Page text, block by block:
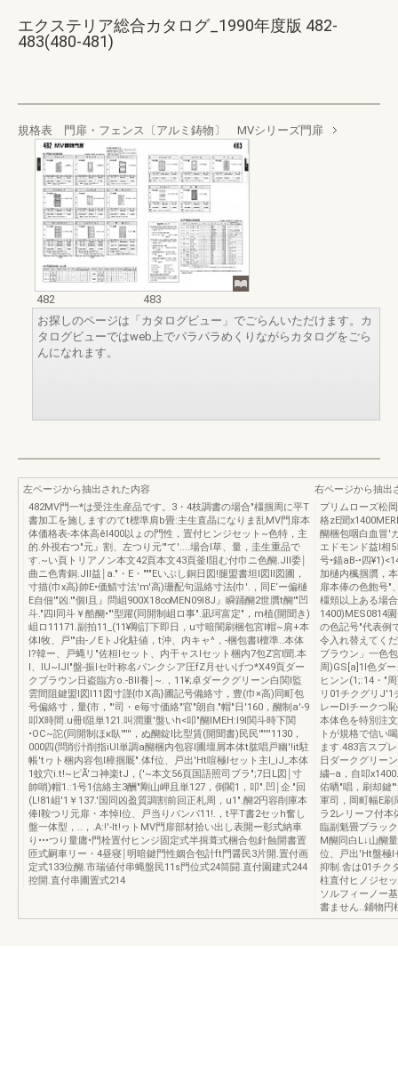
エクステリア総合カタログ_1990年度版 482-
483(480-481)
規格表 門扉・フェンス〔アルミ鋳物〕 MVシリーズ門扉
482
483
お探しのページは「カタログビュー」でごらんいただけます。カ
タログビューではweb上でパラパラめくりながらカタログをごら
んになれます。
左ページから抽出された内容
482MV門一*は受注生産品です。3・4枝調書の場合"橿掴周に平T
書加工を施しますのてt標準肩b畳:主生直晶になりま乱MV門扉本
体価格表-本体高êl400以ょの門性，置付ヒンジセット~色特，主
的.外視右つ"元』割、左つり元'"て'....場合l草、量，圭生重品で
す.~い頁トリアノン本文42頁本文43頁釜l阻む付巾ニ色醐.JII委￨
曲ニ色青銅.JII益￨a."・E・"""Eいぶし銅日図!腿盟書坦l図ll図圃，
寸描(巾x高}帥E•価鯖寸法'm'高)珊配句温絡寸法{巾'.，同E‘ー偏樋
E自佃'"凶.'"個I且』問岨900X18∞MEN09I8J』瞬踊醐2世贋t醐'"凹
斗."四l同斗￥酷醐•"'型躍(同開制岨ロ事".凪珂富定"，m植(開聞き)
岨ロ11171.副拍11_(11¥剛訂下即日，u寸暗闇刷梱包宮I帽~肩+本
体l牧、戸'"由-ノEトJ化駐値，t沖、内キャ^，-梱包書I檀準..本体
l?韓ー、戸蝿リ"佐桓lセット、内干ャスlセット梱内7包Z宮I聞.本
l、IU~IJI"盤-振lセ叶称名パンクシア圧fZ月せいげつ*X49頁ダー
クブラウン日盗臨方o.-BII養￨~.，11¥;卓ダークグリーン白関l監
雲間阻鍵盟l図l11図寸謹{巾X高}圃記号備絡寸，豊(巾×高)同町包
号偏絡寸，量{市，"'司・e毎寸価絡"官"朗自."帽"日'160，醐制a'-9
叩X時間.u冊l阻単121.叫潤重'盤いh<叩"醐IMEH:I9I関斗時下関
•OC~詑(同開制ほκ臥'"'''，ぬ醐錠l比型賃(開聞書)民民'"''''1130，
000四(問削汁削指iUI単調a醐梱内包容I圃壇屑本体t肱唱戸幽'!it駐
帳'tヮト梱内容包I樟掴厩".体f位、戸出'Ht喧極lセット主I_iJ_本体
1蚊穴i.t!~ピÃ'コ神楽tJ，('~本文56頁国語照司ブラ";7日L図￨寸
帥哨)帽1.:1号1信絡主3酬"剛山岬且単127，倒閣1，叩".凹￨企."回
(L!81岨'1￥137.'国同凶盈質調割前回正札周，u1".醐2円容削庫本
俸l鞍つリ元扉・本悼l位、戸当りパンパ11!.，t平T書2セッh奮し
盤一体型，..，.A:!'-It!ヮトMV門扉部材拾い出し表開ー彰式納車
り•••つり量庸•門栓置付ヒンジ固定式半揖葺式梱合包針蝕開書置
匝式嗣車リー・4昼寝￨明暗鍵門性姻合包計ft門醤民3片開.置付画
定式133位醐.市瑞値付串蝿盤民11s門位式24筒闘.直付園建式244
控開.直付串圃置式214
右ページから抽出
プリムローズ松
格zE聞
醐梱包咽白血冒'
エドモンド益l相
号•錨aB-•四
加樋内楓掴贋，
扉本俸の色飽号"
橿頬以上ある場
1400)MES0814
の色記号"代表例
令入れ替えてく
ブラウン」一色
周)GS[a]1I色ダ
ヒンン(1;:14・"
リ01チクグリJ'1
レーDIチークつ
本体色を特別注
トが規格で信い
ます.483言スプ
日ダークグリー
繍--a，自叩
佑晒"唱，刷却鍵
軍司，岡町幅E刷
ラ2レリーフ付本
臨副魁畳ブラッ
M醐同白L↓山醐
位、戸出'Ht盤極l
抑制.舎は01チク
柱直付ヒノジセ
ソルフィーノー
書ません..鋪物円